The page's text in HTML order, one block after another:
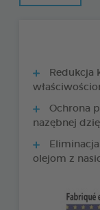
Redukcja
Ochrona
nazębnej
olejom z